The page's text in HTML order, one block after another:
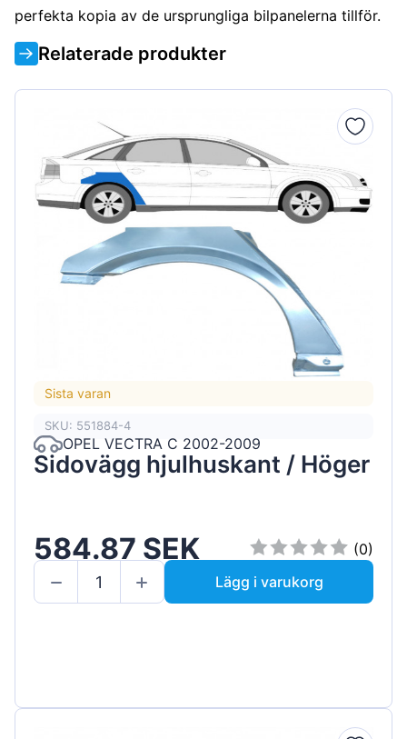
perfekta kopia av de ursprungliga bilpanelerna tillför.
Relaterade produkter
Sista varan
SKU: 551884-4
OPEL VECTRA C 2002-2009
Sidovägg hjulhuskant / Höger
584.87 SEK
(0)
Lägg i varukorg